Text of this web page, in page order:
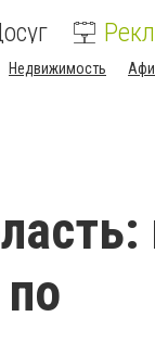
Недвижимость